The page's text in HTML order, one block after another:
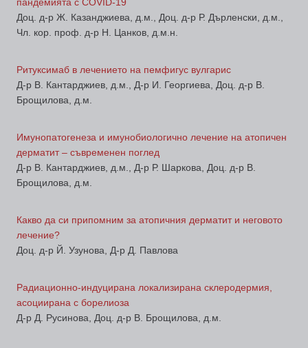
Доц. д-р Ж. Казанджиева, д.м., Доц. д-р Р. Дърленски, д.м.,
Чл. кор. проф. д-р Н. Цанков, д.м.н.
Ритуксимаб в лечението на пемфигус вулгарис
Д-р В. Кантарджиев, д.м., Д-р И. Георгиева, Доц. д-р В.
Брощилова, д.м.
Имунопатогенеза и имунобиологично лечение на атопичен
дерматит – съвременен поглед
Д-р В. Кантарджиев, д.м., Д-р Р. Шаркова, Доц. д-р В.
Брощилова, д.м.
Какво да си припомним за атопичния дерматит и неговото
лечение?
Доц. д-р Й. Узунова, Д-р Д. Павлова
Радиационно-индуцирана локализирана склеродермия,
асоциирана с борелиоза
Д-р Д. Русинова, Доц. д-р В. Брощилова, д.м.